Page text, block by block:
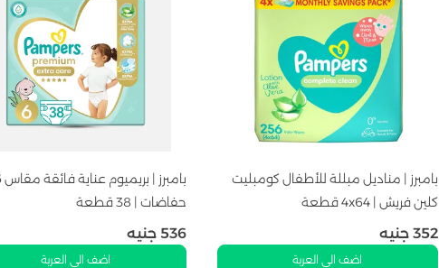
بامبرز | مناديل مبللة للأطفال كومبليت
كلين فريش | 4x64 قطعة
352 جنيه
اضف الى العربة
حفاضات | 38 قطعة
536 جنيه
اضف الى العربة